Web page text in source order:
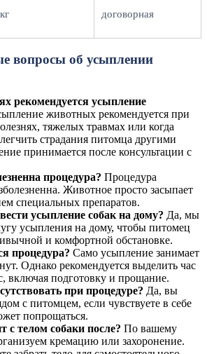
договорная
вопросы об усыплении
рекомендуется усыпление
животных рекомендуется при
тяжелых травмах или когда
страдания питомца другими
принимается после консультации с
процедура? Процедура
Животное просто засыпает
специальных препаратов.
усыпление собак на дому? Да, мы
усыпления на дому, чтобы питомец
и комфортной обстановке.
процедура? Само усыпление занимает
Однако рекомендуется выделить час
включая подготовку и прощание.
при процедуре? Да, вы
с питомцем, если чувствуете в себе
попрощаться.
с телом собаки после? По вашему
кремацию или захоронение.